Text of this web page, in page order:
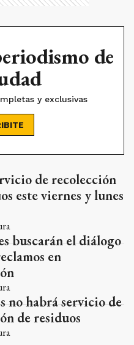
de
y exclusivas
de recolección
este viernes y lunes
buscarán el diálogo
en
no habrá servicio de
de residuos